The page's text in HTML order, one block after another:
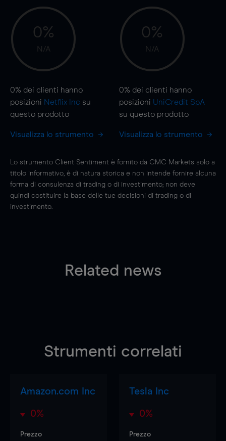
0%
N/A
0% dei clienti hanno
posizioni Netflix Inc su
questo prodotto
Visualizza lo strumento
0%
N/A
0% dei clienti hanno
posizioni UniCredit SpA
su questo prodotto
Visualizza lo strumento
Lo strumento Client Sentiment è fornito da CMC Markets solo a
titolo informativo, è di natura storica e non intende fornire alcuna
forma di consulenza di trading o di investimento; non deve
quindi costituire la base delle tue decisioni di trading o di
investimento.
Related news
Strumenti correlati
Amazon.com Inc
0%
Prezzo
Tesla Inc
0%
Prezzo